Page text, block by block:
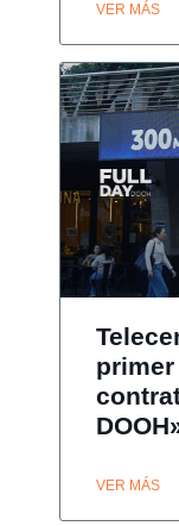
VER MÁS
VER MÁS